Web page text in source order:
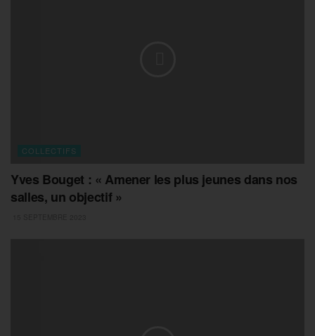
COLLECTIFS
Yves Bouget : « Amener les plus jeunes dans nos
salles, un objectif »